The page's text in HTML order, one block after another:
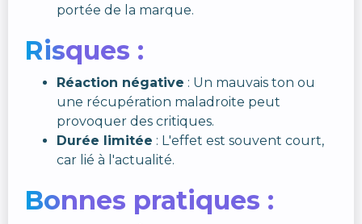
portée de la marque.
Risques :
Réaction négative : Un mauvais ton ou
une récupération maladroite peut
provoquer des critiques.
Durée limitée : L'effet est souvent court,
car lié à l'actualité.
Bonnes pratiques :